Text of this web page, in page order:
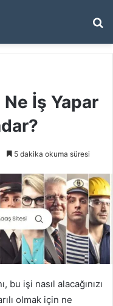
...
İş Yapar
5 dakika okuma süresi
bu işi nasıl alacağınızı
olmak için ne